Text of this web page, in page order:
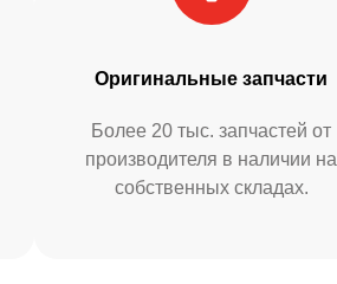
Оригинальные запчасти
Более 20 тыс. запчастей от
производителя в наличии на
собственных складах.